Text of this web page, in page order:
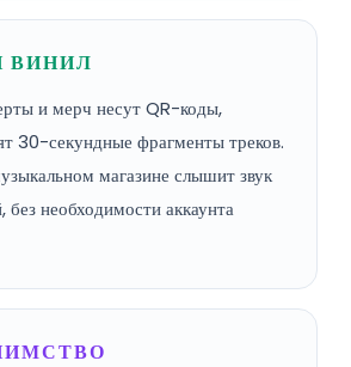
ВИНИЛ
и мерч несут QR-коды,
30-секундные фрагменты треков.
магазине слышит звук
без необходимости аккаунта